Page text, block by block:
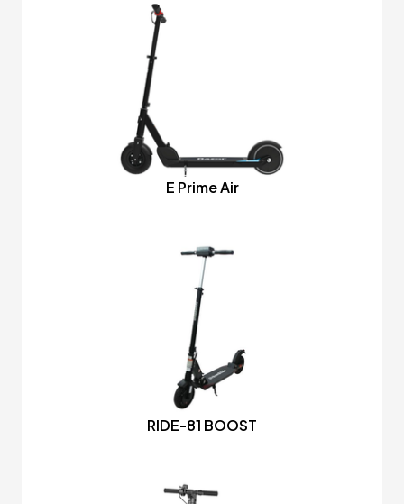
E Prime Air
RIDE-81 BOOST